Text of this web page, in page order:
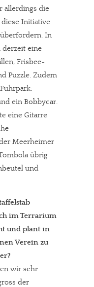
allerdings die
Initiative
In
derzeit eine
Frisbee-
Puzzle. Zudem
ein Bobbycar.
eine Gitarre
Meerheimer
übrig
und
im Terrarium
und plant in
Verein zu
wir sehr
der